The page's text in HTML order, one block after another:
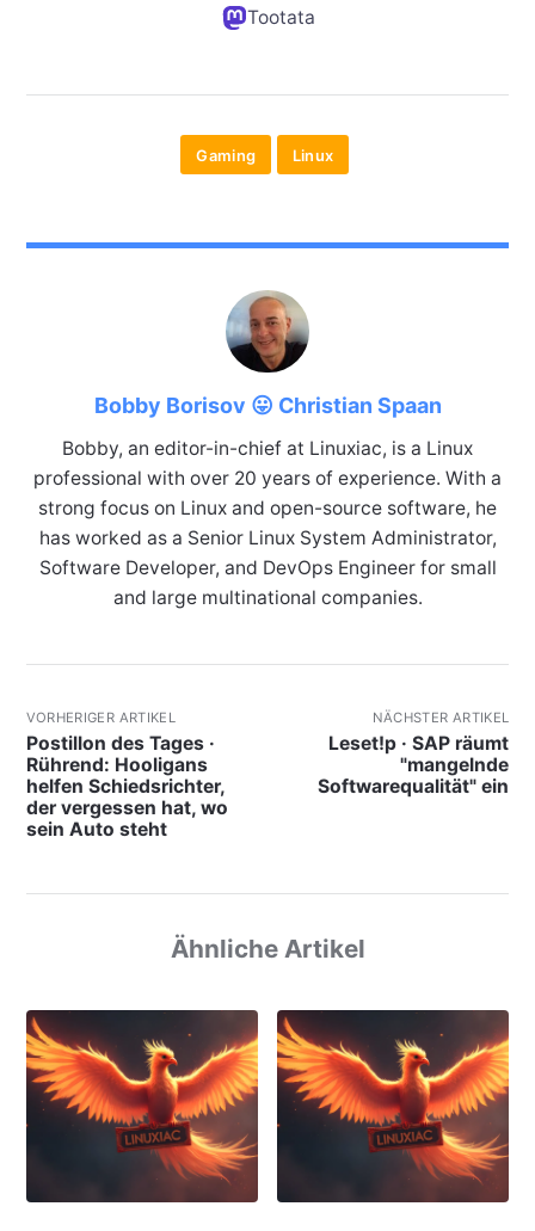
Tootata
Gaming Linux
Bobby Borisov 😛 Christian Spaan
Bobby, an editor-in-chief at Linuxiac, is a Linux
professional with over 20 years of experience. With a
strong focus on Linux and open-source software, he
has worked as a Senior Linux System Administrator,
Software Developer, and DevOps Engineer for small
and large multinational companies.
VORHERIGER ARTIKEL
Postillon des Tages ·
Rührend: Hooligans
helfen Schiedsrichter,
der vergessen hat, wo
sein Auto steht
NÄCHSTER ARTIKEL
Leset!p · SAP räumt
"mangelnde
Softwarequalität" ein
Ähnliche Artikel